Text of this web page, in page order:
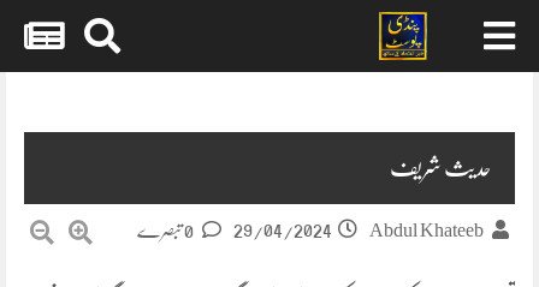
حدیث شریف
Abdul Khateeb
29/04/2024